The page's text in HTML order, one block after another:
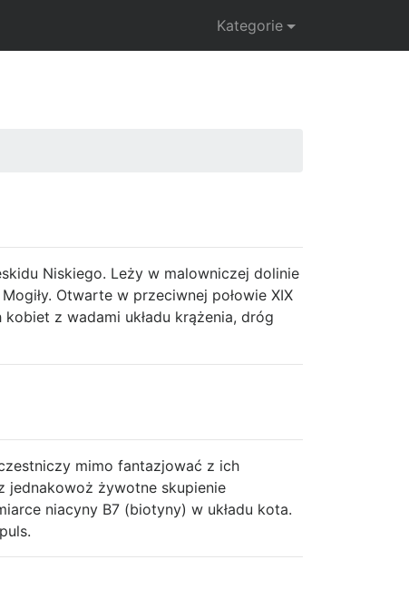
Kategorie
Niskiego. Leży w malowniczej dolinie
Otwarte w przeciwnej połowie XIX
z wadami układu krążenia, dróg
mimo fantazjować z ich
jednakowoż żywotne skupienie
niacyny B7 (biotyny) w układu kota.